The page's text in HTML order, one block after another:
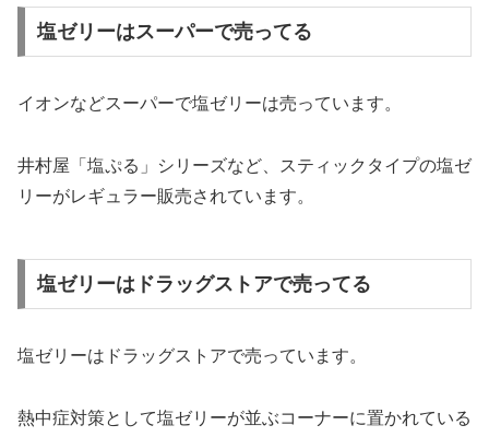
塩ゼリーはスーパーで売ってる
イオンなどスーパーで塩ゼリーは売っています。
井村屋「塩ぷる」シリーズなど、スティックタイプの塩ゼ
リーがレギュラー販売されています。
塩ゼリーはドラッグストアで売ってる
塩ゼリーはドラッグストアで売っています。
熱中症対策として塩ゼリーが並ぶコーナーに置かれている